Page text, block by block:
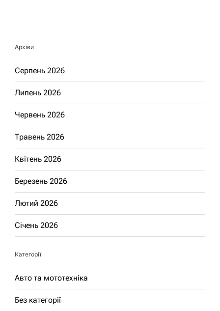
Архіви
Серпень 2026
Липень 2026
Червень 2026
Травень 2026
Квітень 2026
Березень 2026
Лютий 2026
Січень 2026
Категорії
Авто та мототехніка
Без категорії